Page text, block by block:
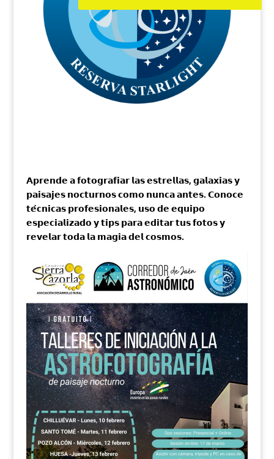
𝗔𝗽𝗿𝗲𝗻𝗱𝗲 𝗮 𝗳𝗼𝘁𝗼𝗴𝗿𝗮𝗳𝗶𝗮𝗿 𝗹𝗮𝘀 𝗲𝘀𝘁𝗿𝗲𝗹𝗹𝗮𝘀, 𝗴𝗮𝗹𝗮𝘅𝗶𝗮𝘀 𝘆
𝗽𝗮𝗶𝘀𝗮𝗷𝗲𝘀 𝗻𝗼𝗰𝘁𝘂𝗿𝗻𝗼𝘀 𝗰𝗼𝗺𝗼 𝗻𝘂𝗻𝗰𝗮 𝗮𝗻𝘁𝗲𝘀. 𝗖𝗼𝗻𝗼𝗰𝗲
𝘁𝗲́𝗰𝗻𝗶𝗰𝗮𝘀 𝗽𝗿𝗼𝗳𝗲𝘀𝗶𝗼𝗻𝗮𝗹𝗲𝘀, 𝘂𝘀𝗼 𝗱𝗲 𝗲𝗾𝘂𝗶𝗽𝗼
𝗲𝘀𝗽𝗲𝗰𝗶𝗮𝗹𝗶𝘇𝗮𝗱𝗼 𝘆 𝘁𝗶𝗽𝘀 𝗽𝗮𝗿𝗮 𝗲𝗱𝗶𝘁𝗮𝗿 𝘁𝘂𝘀 𝗳𝗼𝘁𝗼𝘀 𝘆
𝗿𝗲𝘃𝗲𝗹𝗮𝗿 𝘁𝗼𝗱𝗮 𝗹𝗮 𝗺𝗮𝗴𝗶𝗮 𝗱𝗲𝗹 𝗰𝗼𝘀𝗺𝗼𝘀.